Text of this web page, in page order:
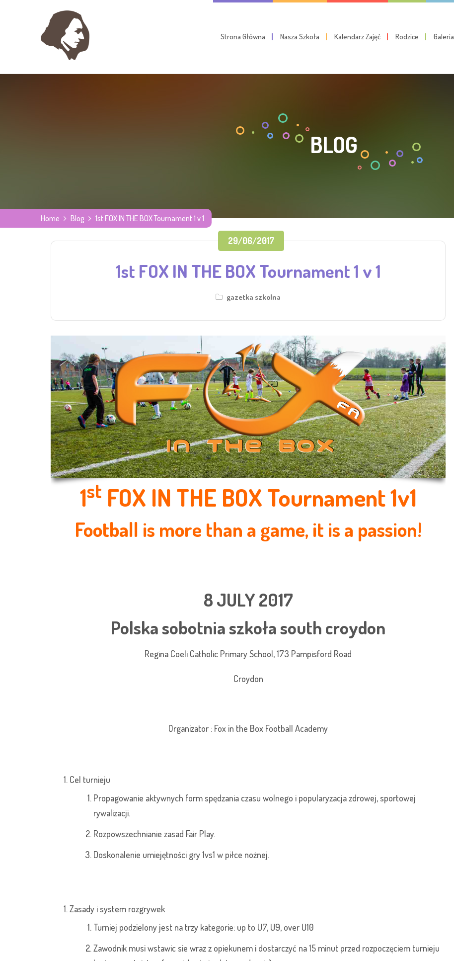
Strona Główna Nasza Szkoła Kalendarz Zajęć Rodzice Galeria
BLOG
Home Blog 1st FOX IN THE BOX Tournament 1 v 1
29/06/2017
1st FOX IN THE BOX Tournament 1 v 1
gazetka szkolna
1st FOX IN THE BOX Tournament 1v1
Football is more than a game, it is a passion!
8 JULY 2017
Polska sobotnia szkoła south croydon
Regina Coeli Catholic Primary School, 173 Pampisford Road
Croydon
Organizator : Fox in the Box Football Academy
Cel turnieju
Propagowanie aktywnych form spędzania czasu wolnego i popularyzacja zdrowej, sportowej
rywalizacji.
Rozpowszechnianie zasad Fair Play.
Doskonalenie umiejętności gry 1vs1 w piłce nożnej.
Zasady i system rozgrywek
Turniej podzielony jest na trzy kategorie: up to U7, U9, over U10
Zawodnik musi wstawic sie wraz z opiekunem i dostarczyć na 15 minut przed rozpoczęciem turnieju